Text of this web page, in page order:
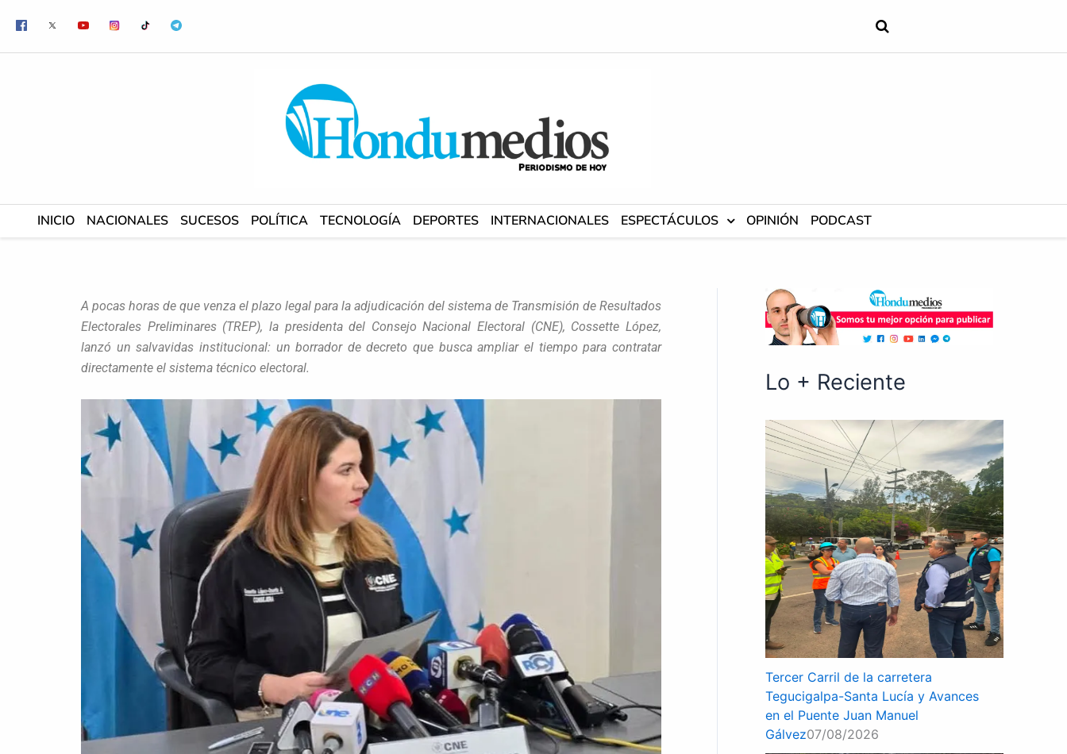
contenido
INICIO NACIONALES SUCESOS POLÍTICA TECNOLOGÍA DEPORTES INTERNACIONALES ESPECTÁCULOS OPINIÓN PODCAST
A pocas horas de que venza el plazo legal para la adjudicación del sistema de Transmisión de Resultados
Electorales Preliminares (TREP), la presidenta del Consejo Nacional Electoral (CNE), Cossette López,
lanzó un salvavidas institucional: un borrador de decreto que busca ampliar el tiempo para contratar
directamente el sistema técnico electoral.
Lo + Reciente
Tercer Carril de la carretera
Tegucigalpa-Santa Lucía y Avances
en el Puente Juan Manuel
Gálvez07/08/2026